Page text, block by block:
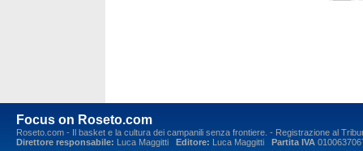
Focus on Roseto.com
Roseto.com - Il basket e la cultura dei campanili senza frontiere. - Registrazione al
Direttore responsabile: Luca Maggitti Editore: Luca Maggitti Partita IVA